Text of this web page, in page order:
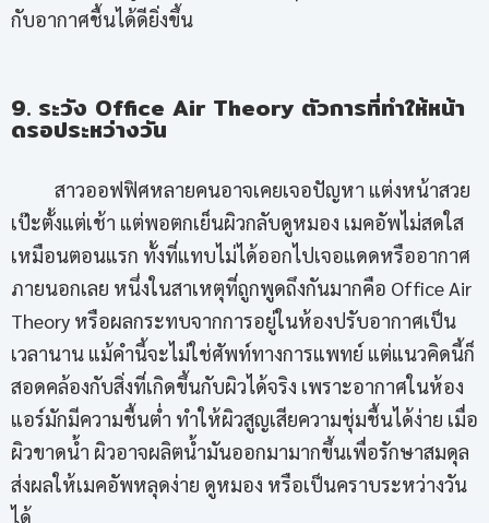
กับอากาศชื้นได้ดียิ่งขึ้น
9. ระวัง Office Air Theory ตัวการที่ทำให้หน้า
ดรอประหว่างวัน
สาวออฟฟิศหลายคนอาจเคยเจอปัญหา แต่งหน้าสวย
เป๊ะตั้งแต่เช้า แต่พอตกเย็นผิวกลับดูหมอง เมคอัพไม่สดใส
เหมือนตอนแรก ทั้งที่แทบไม่ได้ออกไปเจอแดดหรืออากาศ
ภายนอกเลย หนึ่งในสาเหตุที่ถูกพูดถึงกันมากคือ Office Air
Theory หรือผลกระทบจากการอยู่ในห้องปรับอากาศเป็น
เวลานาน แม้คำนี้จะไม่ใช่ศัพท์ทางการแพทย์ แต่แนวคิดนี้ก็
สอดคล้องกับสิ่งที่เกิดขึ้นกับผิวได้จริง เพราะอากาศในห้อง
แอร์มักมีความชื้นต่ำ ทำให้ผิวสูญเสียความชุ่มชื้นได้ง่าย เมื่อ
ผิวขาดน้ำ ผิวอาจผลิตน้ำมันออกมามากขึ้นเพื่อรักษาสมดุล
ส่งผลให้เมคอัพหลุดง่าย ดูหมอง หรือเป็นคราบระหว่างวัน
ได้